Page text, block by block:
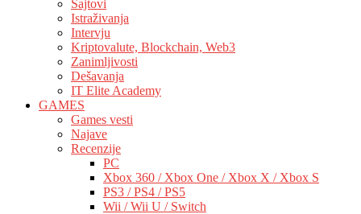
Sajtovi
Istraživanja
Intervju
Kriptovalute, Blockchain, Web3
Zanimljivosti
Dešavanja
IT Elite Academy
GAMES
Games vesti
Najave
Recenzije
PC
Xbox 360 / Xbox One / Xbox X / Xbox S
PS3 / PS4 / PS5
Wii / Wii U / Switch